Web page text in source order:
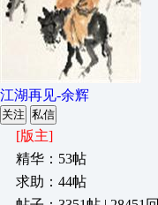
江湖再见-余辉
关注 私信
[版主]
精华：53帖
求助：44帖